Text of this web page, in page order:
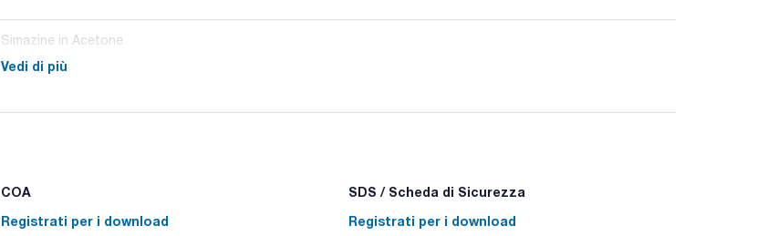
Simazine in Acetone
Vedi di più
COA
Registrati per i download
SDS / Scheda di Sicurezza
Registrati per i download